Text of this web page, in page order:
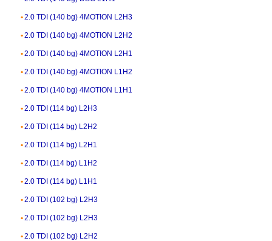
2.0 TDI (140 bg) 4MOTION L2H3
2.0 TDI (140 bg) 4MOTION L2H2
2.0 TDI (140 bg) 4MOTION L2H1
2.0 TDI (140 bg) 4MOTION L1H2
2.0 TDI (140 bg) 4MOTION L1H1
2.0 TDI (114 bg) L2H3
2.0 TDI (114 bg) L2H2
2.0 TDI (114 bg) L2H1
2.0 TDI (114 bg) L1H2
2.0 TDI (114 bg) L1H1
2.0 TDI (102 bg) L2H3
2.0 TDI (102 bg) L2H3
2.0 TDI (102 bg) L2H2